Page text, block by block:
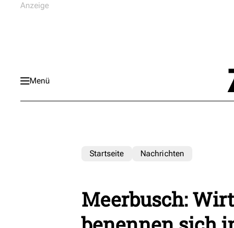
Menü
Startseite Nachrichten
Meerbusch: